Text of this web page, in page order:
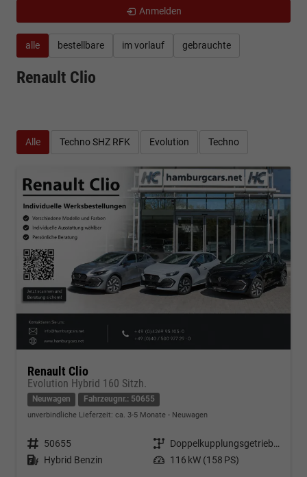
alle bestellbare im vorlauf gebrauchte
Renault Clio
Alle Techno SHZ RFK Evolution Techno
Renault Clio
Evolution Hybrid 160 Sitzh.
Neuwagen Fahrzeugnr.: 50655
unverbindliche Lieferzeit: ca. 3-5 Monate Neuwagen
Fahrzeugnr. 50655 Getriebe
Doppelkupplungsgetriebe (DSG)
Kraftstoff Hybrid Benzin Leistung 116 kW (158 PS)
Anmelden